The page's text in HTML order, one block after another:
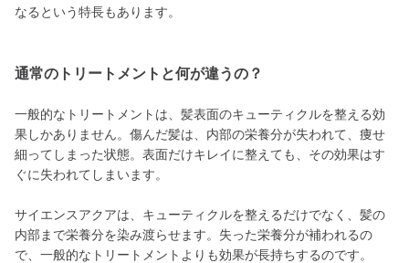
なるという特長もあります。
通常のトリートメントと何が違うの？
一般的なトリートメントは、髪表面のキューティクルを整える効
果しかありません。傷んだ髪は、内部の栄養分が失われて、痩せ
細ってしまった状態。表面だけキレイに整えても、その効果はす
ぐに失われてしまいます。
サイエンスアクアは、キューティクルを整えるだけでなく、髪の
内部まで栄養分を染み渡らせます。失った栄養分が補われるの
で、一般的なトリートメントよりも効果が長持ちするのです。